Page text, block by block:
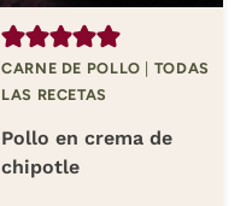
CARNE DE POLLO
TODAS
LAS RECETAS
Pollo en crema de
chipotle